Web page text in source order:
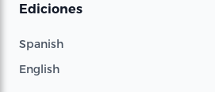
Ediciones
Spanish
English